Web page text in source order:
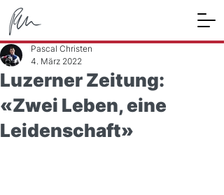
Luzerner Zeitung:
«Zwei Leben, eine
Leidenschaft»
Pascal Christen
4. März 2022